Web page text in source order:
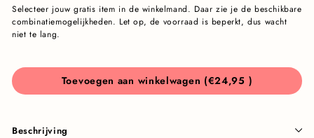
Selecteer jouw gratis item in de winkelmand. Daar zie je de beschikbare
combinatiemogelijkheden. Let op, de voorraad is beperkt, dus wacht
niet te lang.
Toevoegen aan winkelwagen (€24,95 €24,95
)
Beschrijving